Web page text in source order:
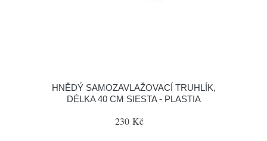
HNĚDÝ SAMOZAVLAŽOVACÍ TRUHLÍK,
DÉLKA 40 CM SIESTA - PLASTIA
230 Kč